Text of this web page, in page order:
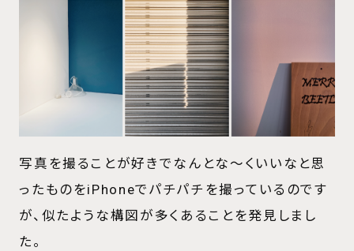
Works
制作実績
Service
サービス
Price
About us
写真を撮ることが好きでなんとな〜くいいなと思
ったものをiPhoneでパチパチを撮っているのです
が、似たような構図が多くあることを発見しまし
た。